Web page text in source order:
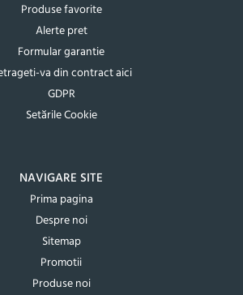
Produse favorite
Alerte pret
Formular garantie
va din contract aici
GDPR
Setările Cookie
NAVIGARE SITE
Prima pagina
Despre noi
Sitemap
Promotii
Produse noi